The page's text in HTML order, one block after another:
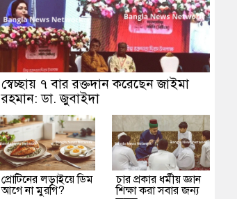
স্বেচ্ছায় ৭ বার রক্তদান করেছেন জাইমা
রহমান: ডা. জুবাইদা
প্রোটিনের লড়াইয়ে ডিম
আগে না মুরগি?
চার প্রকার ধর্মীয় জ্ঞান
শিক্ষা করা সবার জন্য